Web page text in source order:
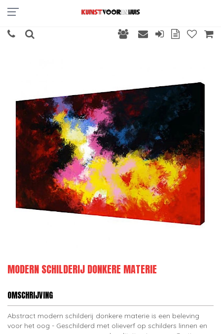
MODERN SCHILDERIJ DONKERE MATERIE
OMSCHRIJVING
Abstract modern schilderij donkere materie is een beleving
voor het oog - Geschilderd met olieverf op schilders linnen en